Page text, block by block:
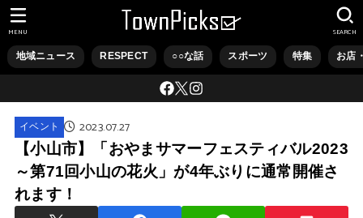
地域ニュース RESPECT ○○な話 スポーツ 特集 お店
SEARCH
MENU
イベント 2023.07.27
【小山市】「おやまサマーフェスティバル2023
～第71回小山の花火」が4年ぶりに通常開催さ
れます！